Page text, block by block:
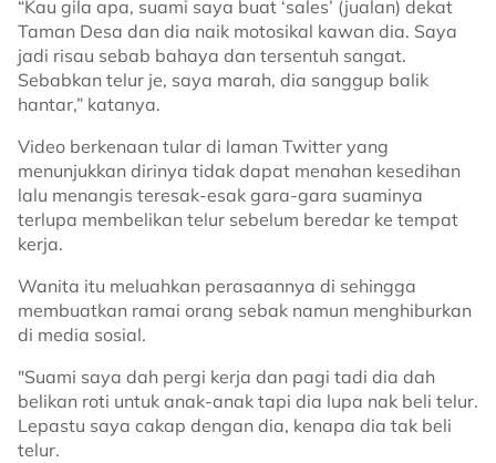
“Kau gila apa, suami saya buat ‘sales’ (jualan) dekat
Taman Desa dan dia naik motosikal kawan dia. Saya
jadi risau sebab bahaya dan tersentuh sangat.
Sebabkan telur je, saya marah, dia sanggup balik
hantar,” katanya.
Video berkenaan tular di laman Twitter yang
menunjukkan dirinya tidak dapat menahan kesedihan
lalu menangis teresak-esak gara-gara suaminya
terlupa membelikan telur sebelum beredar ke tempat
kerja.
Wanita itu meluahkan perasaannya di sehingga
membuatkan ramai orang sebak namun menghiburkan
di media sosial.
"Suami saya dah pergi kerja dan pagi tadi dia dah
belikan roti untuk anak-anak tapi dia lupa nak beli telur.
Lepastu saya cakap dengan dia, kenapa dia tak beli
telur.